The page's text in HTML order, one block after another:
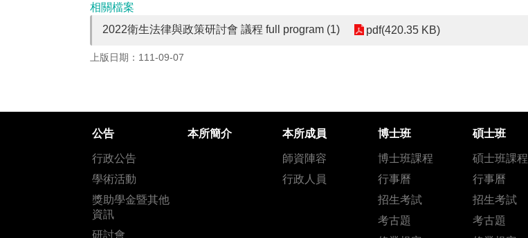
相關檔案
2022衛生法律與政策研討會 議程 full program (1)
pdf(420.35 KB)
上版日期：111-09-07
公告
行政公告
學術活動
獎助學金暨其他
資訊
研討會
本所簡介 本所成員
師資陣容
行政人員
博士班
博士班課程
行事曆
招生考試
考古題
碩士班
碩士班課程
行事曆
招生考試
考古題